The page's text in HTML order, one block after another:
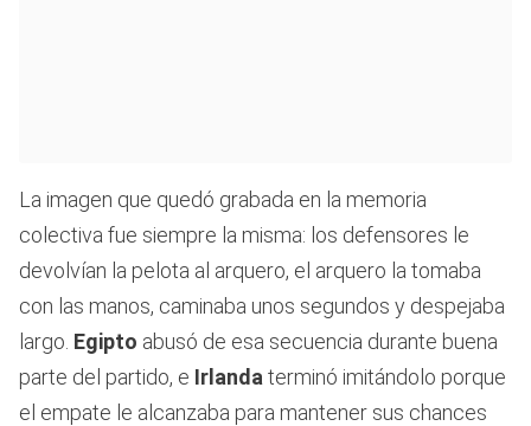
La imagen que quedó grabada en la memoria
colectiva fue siempre la misma: los defensores le
devolvían la pelota al arquero, el arquero la tomaba
con las manos, caminaba unos segundos y despejaba
largo. Egipto abusó de esa secuencia durante buena
parte del partido, e Irlanda terminó imitándolo porque
el empate le alcanzaba para mantener sus chances